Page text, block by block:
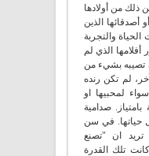
ذلك من أولادها
أصدقائها الذين
والتجربة
الذي لم
تصيبه بشيء من
لم تكن رنده
لمحبيها او
صدامية
حياتها. في سن
تريد ان "تصنع
كانت تلك القدرة